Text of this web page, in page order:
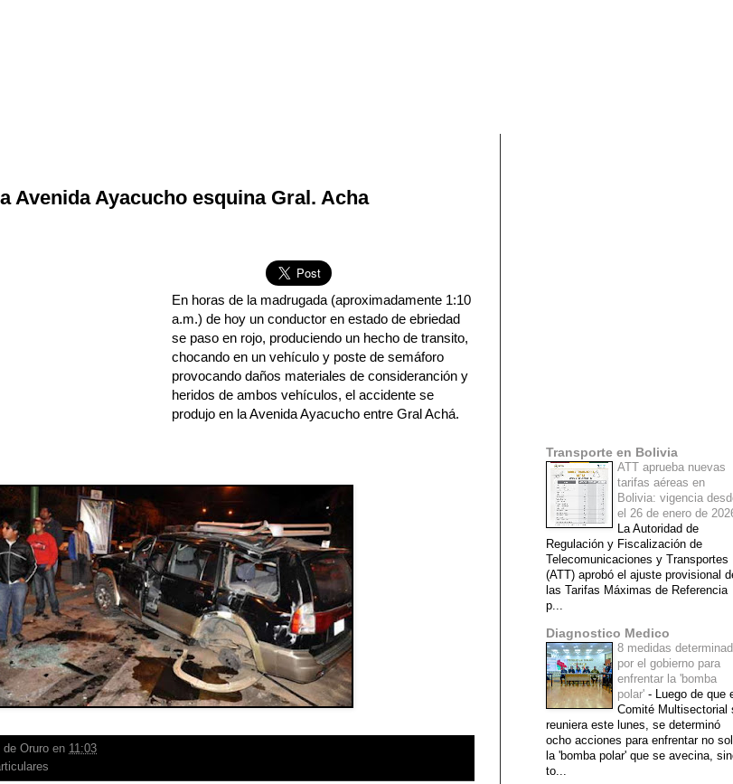
Avenida Ayacucho esquina Gral. Acha
En horas de la madrugada (aproximadamente 1:10
a.m.) de hoy un conductor en estado de ebriedad
se paso en rojo, produciendo un hecho de transito,
chocando en un vehículo y poste de semáforo
provocando daños materiales de consideranción y
heridos de ambos vehículos, el accidente se
produjo en la Avenida Ayacucho entre Gral Achá.
de Oruro en 11:03
Transporte en Bolivia
ATT aprueba nuevas
tarifas aéreas en
Bolivia: vigencia
el 26 de enero de
La Autoridad de
Regulación y Fiscalización de
Telecomunicaciones y Transportes
(ATT) aprobó el ajuste provisional
las Tarifas Máximas de Referencia
p...
Diagnostico Medico
8 medidas
por el gobierno para
enfrentar la 'bomba
polar' - Luego de que
Comité Multisectorial
reuniera este lunes, se determinó
ocho acciones para enfrentar no
la 'bomba polar' que se avecina,
to...